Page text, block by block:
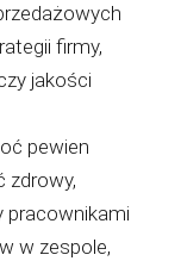
firmy,
jakości
pewien
zdrowy,
pracownikami
w zespole,